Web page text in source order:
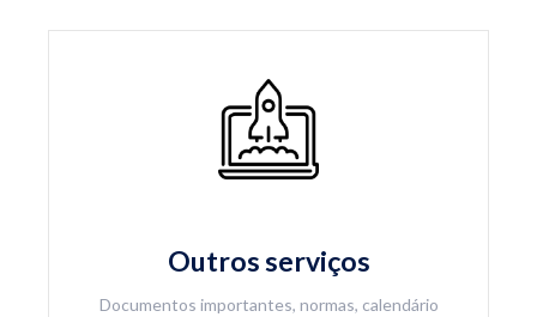
Outros serviços
Documentos importantes, normas, calendário